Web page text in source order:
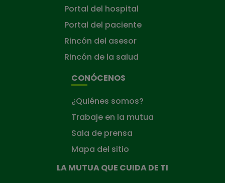
Portal del hospital
Portal del paciente
Rincón del asesor
Rincón de la salud
CONÓCENOS
¿Quiénes somos?
Trabaje en la mutua
Sala de prensa
Mapa del sitio
LA MUTUA QUE CUIDA DE TI